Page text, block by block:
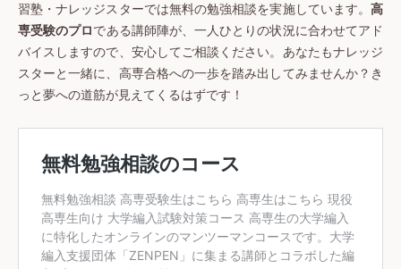
習塾・ナレッジスターでは無料の勉強相談を実施しています。 高
専受験のプロである講師陣が、一人ひとりの状況に合わせてアド
バイスしますので、安心してご相談ください。あなたもナレッジ
スターと一緒に、高専合格への一歩を踏み出してみませんか？き
っと夢への道筋が見えてくるはずです！